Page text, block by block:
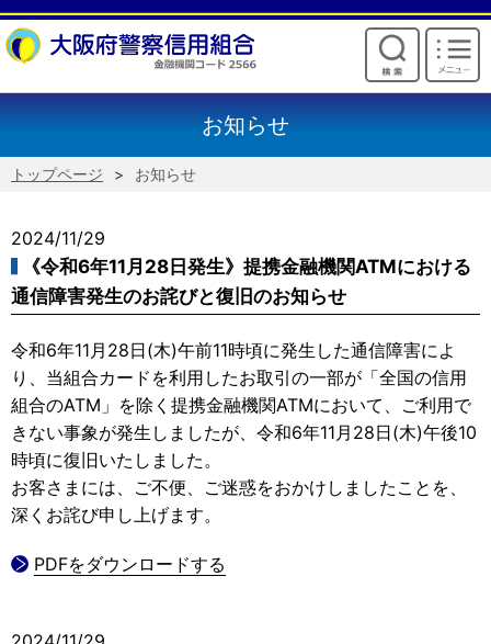
けいしんからのお願い
お知らせ
トップページ お知らせ
2024/11/29
《令和6年11月28日発生》提携金融機関ATMにおける
通信障害発生のお詫びと復旧のお知らせ
令和6年11月28日(木)午前11時頃に発生した通信障害によ
り、当組合カードを利用したお取引の一部が「全国の信用
組合のATM」を除く提携金融機関ATMにおいて、ご利用で
きない事象が発生しましたが、令和6年11月28日(木)午後10
時頃に復旧いたしました。
お客さまには、ご不便、ご迷惑をおかけしましたことを、
深くお詫び申し上げます。
PDFをダウンロードする